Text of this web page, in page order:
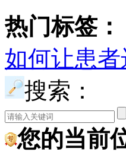
热门标签：
如何让患者
搜索：
您的当前